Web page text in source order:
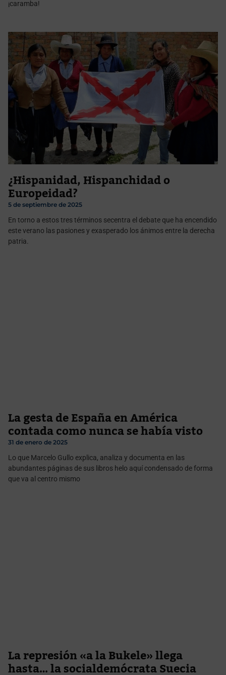
¡caramba!
¿Hispanidad, Hispanchidad o
Europeidad?
5 de septiembre de 2025
En torno a estos tres términos secentra el debate que ha encendido
este verano las pasiones y exasperado los ánimos entre la derecha
patria.
La gesta de España en América
contada como nunca se había visto
31 de enero de 2025
Lo que Marcelo Gullo explica, analiza y documenta en las
abundantes páginas de sus libros helo aquí condensado de forma
que va al centro mismo
La represión «a la Bukele» llega
hasta… la socialdemócrata Suecia